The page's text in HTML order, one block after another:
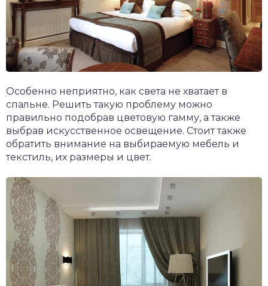
Особенно неприятно, как света не хватает в
спальне. Решить такую проблему можно
правильно подобрав цветовую гамму, а также
выбрав искусственное освещение. Стоит также
обратить внимание на выбираемую мебель и
текстиль, их размеры и цвет.